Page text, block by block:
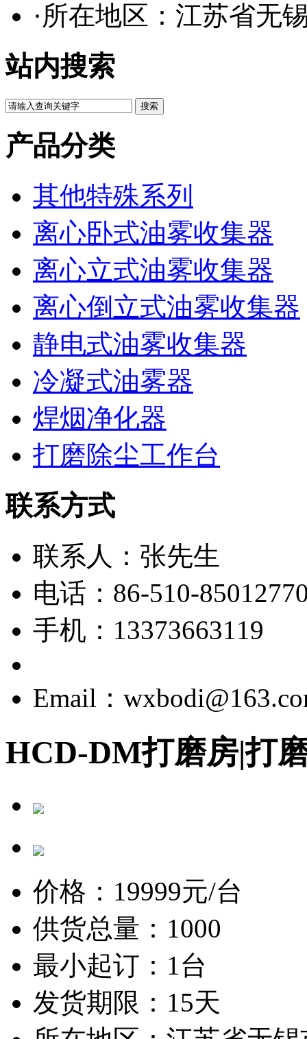
·所在地区：江苏省无
站内搜索
产品分类
其他特殊系列
离心卧式油雾收集器
离心立式油雾收集器
离心倒立式油雾收集器
静电式油雾收集器
冷凝式油雾器
焊烟净化器
打磨除尘工作台
联系方式
联系人：张先生
电话：86-510-
手机：13373663119
Email：
HCD-DM打磨房|打
价格： 19999元/台
供货总量：1000
最小起订：1台
发货期限：15天